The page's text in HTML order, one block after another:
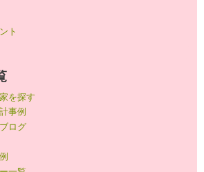
ト
を探す
事例
ログ